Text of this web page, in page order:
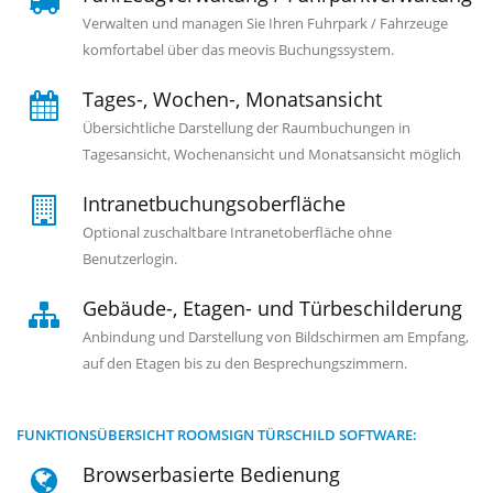
Verwalten und managen Sie Ihren Fuhrpark / Fahrzeuge
komfortabel über das meovis Buchungssystem.
Tages-, Wochen-, Monatsansicht
Übersichtliche Darstellung der Raumbuchungen in
Tagesansicht, Wochenansicht und Monatsansicht möglich
Intranetbuchungsoberfläche
Optional zuschaltbare Intranetoberfläche ohne
Benutzerlogin.
Gebäude-, Etagen- und Türbeschilderung
Anbindung und Darstellung von Bildschirmen am Empfang,
auf den Etagen bis zu den Besprechungszimmern.
FUNKTIONSÜBERSICHT ROOMSIGN TÜRSCHILD SOFTWARE:
Browserbasierte Bedienung